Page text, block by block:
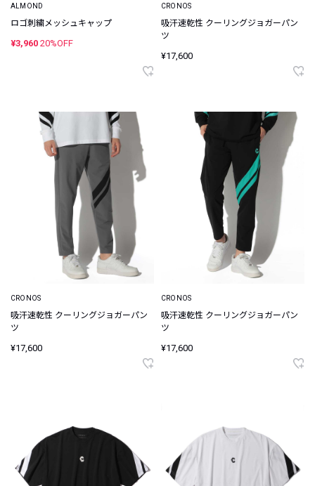
ALMOND
ロゴ刺繍メッシュキャップ
¥3,960 20%OFF
CRONOS
吸汗速乾性 クーリングジョガーパン
ツ
¥17,600
CRONOS
吸汗速乾性 クーリングジョガーパン
ツ
¥17,600
CRONOS
吸汗速乾性 クーリングジョガーパン
ツ
¥17,600